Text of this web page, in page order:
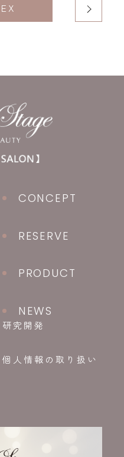
CONCEPT
RESERVE
PRODUCT
NEWS
研究開発
個人情報の取り扱い